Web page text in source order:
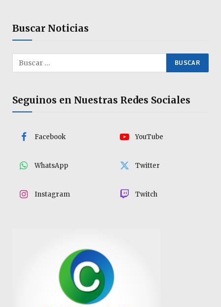
Buscar Noticias
Seguinos en Nuestras Redes Sociales
Facebook YouTube
WhatsApp Twitter
Instagram Twitch